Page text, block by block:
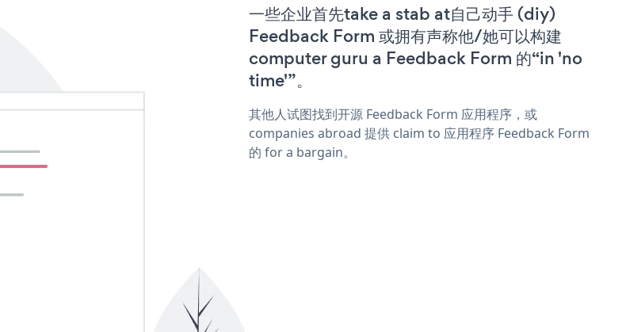
一些企业首先take a stab at自己动手 (diy)
Feedback Form 或拥有声称他/她可以构建
computer guru a Feedback Form 的“in 'no
time'”。
其他人试图找到开源 Feedback Form 应用程序，或
companies abroad 提供 claim to 应用程序 Feedback Form
的 for a bargain。